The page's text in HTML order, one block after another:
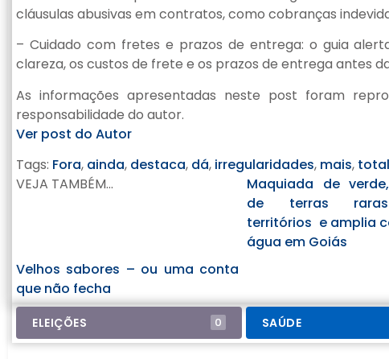
cláusulas abusivas em contratos, como cobranças
– Cuidado com fretes e prazos de entrega: o guia
clareza, os custos de frete e os prazos de entrega antes
As informações apresentadas neste post foram
responsabilidade do autor.
Ver post do Autor
Tags: Fora, ainda, destaca, dá, irregularidades, mais, total
VEJA TAMBÉM...
Maquiada de
de terras
territórios e amplia
água em Goiás
Velhos sabores – ou uma conta
que não fecha
ELEIÇÕES 0 SAÚDE